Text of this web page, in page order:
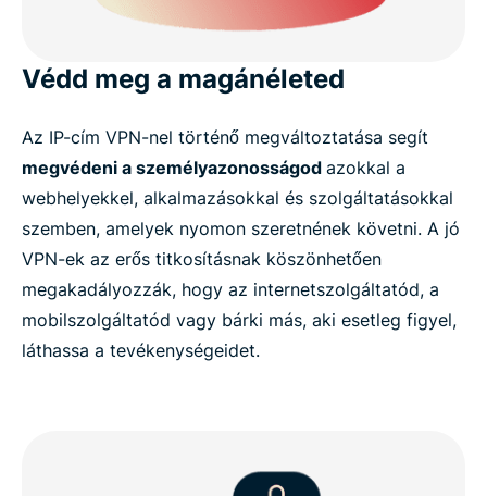
Védd meg a magánéleted
Az IP-cím VPN-nel történő megváltoztatása segít
megvédeni a személyazonosságod azokkal a
webhelyekkel, alkalmazásokkal és szolgáltatásokkal
szemben, amelyek nyomon szeretnének követni. A jó
VPN-ek az erős titkosításnak köszönhetően
megakadályozzák, hogy az internetszolgáltatód, a
mobilszolgáltatód vagy bárki más, aki esetleg figyel,
láthassa a tevékenységeidet.